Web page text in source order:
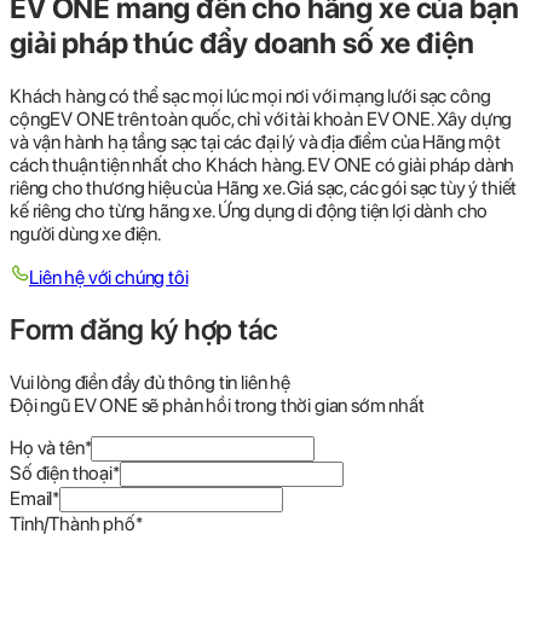
EV ONE mang đến cho hãng xe của bạn
giải pháp thúc đẩy doanh số xe điện
Khách hàng có thể sạc mọi lúc mọi nơi với mạng lưới sạc công
cộngEV ONE trên toàn quốc, chỉ với tài khoản EV ONE.Xây dựng
và vận hành hạ tầng sạc tại các đại lý và địa điểm của Hãng một
cách thuận tiện nhất cho Khách hàng.EV ONE có giải pháp dành
riêng cho thương hiệu của Hãng xe.Giá sạc, các gói sạc tùy ý thiết
kế riêng cho từng hãng xe.Ứng dụng di động tiện lợi dành cho
người dùng xe điện.
Liên hệ với chúng tôi
Form đăng ký hợp tác
Vui lòng điền đầy đủ thông tin liên hệ
Đội ngũ EV ONE sẽ phản hồi trong thời gian sớm nhất
Họ và tên*
Số điện thoại*
Email*
Tỉnh/Thành phố*